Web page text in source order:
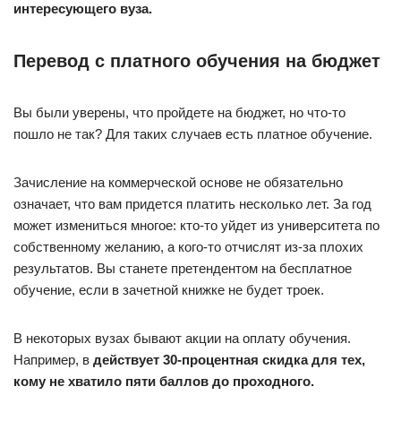
интересующего вуза.
Перевод с платного обучения на бюджет
Вы были уверены, что пройдете на бюджет, но что-то
пошло не так? Для таких случаев есть платное обучение.
Зачисление на коммерческой основе не обязательно
означает, что вам придется платить несколько лет. За год
может измениться многое: кто-то уйдет из университета по
собственному желанию, а кого-то отчислят из-за плохих
результатов. Вы станете претендентом на бесплатное
обучение, если в зачетной книжке не будет троек.
В некоторых вузах бывают акции на оплату обучения.
Например, в действует 30-процентная скидка для тех,
кому не хватило пяти баллов до проходного.